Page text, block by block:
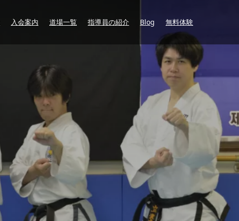
入会案内 道場一覧 指導員の紹介 Blog 無料体験